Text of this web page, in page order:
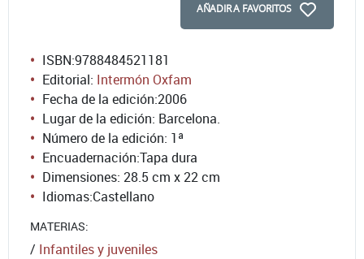
AÑADIR A FAVORITOS
ISBN:9788484521181
Editorial: Intermón Oxfam
Fecha de la edición:2006
Lugar de la edición: Barcelona.
Número de la edición: 1ª
Encuadernación:Tapa dura
Dimensiones: 28.5 cm x 22 cm
Idiomas:Castellano
MATERIAS:
/ Infantiles y juveniles